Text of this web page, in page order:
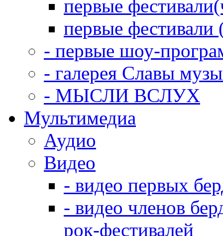
первые
первые фестивали
- первые шоу-
- галерея Славы
- МЫСЛИ ВСЛУХ
Мультимедиа
Аудио
Видео
- видео первых
- видео членов
рок-фестивалей